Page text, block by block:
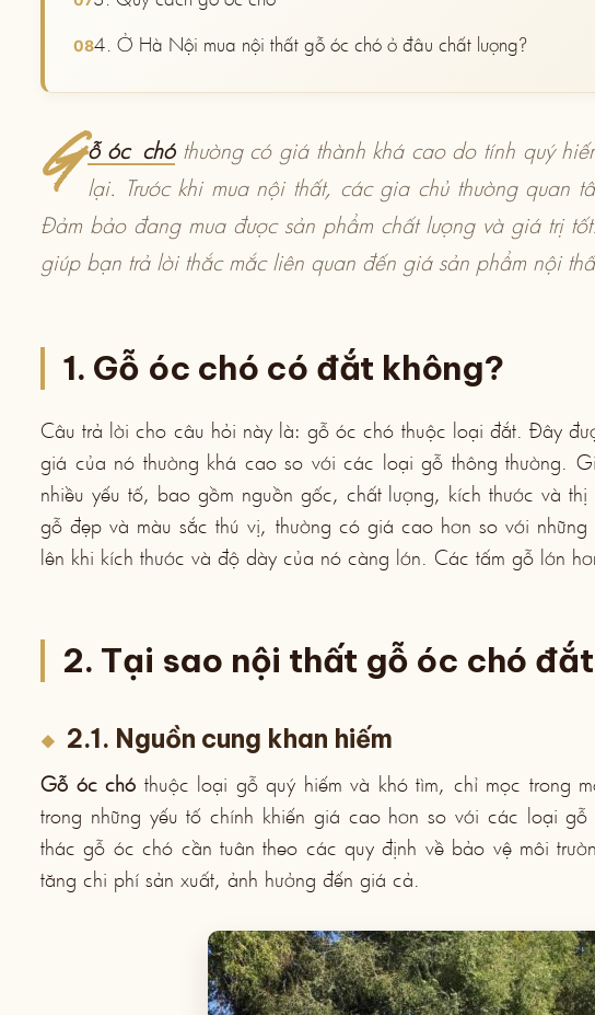
4. Ở Hà Nội mua nội thất gỗ óc chó ở đâu chất lượng?
Gỗ ócchóthường có giá thành khá cao do tính quý
lại. Trước khi mua nội thất, các gia chủ thường quan
Đảm bảo đang mua được sản phẩm chất lượng và giá trị
giúp bạn trả lời thắc mắc liên quan đến giá sản phẩm nội
1. Gỗ óc chó có đắt không?
Câu trả lời cho câu hỏi này là: gỗ óc chó thuộc loại đắt. Đây
giá của nó thường khá cao so với các loại gỗ thông thường.
nhiều yếu tố, bao gồm nguồn gốc, chất lượng, kích thước và
gỗ đẹp và màu sắc thú vị, thường có giá cao hơn so với
lên khi kích thước và độ dày của nó càng lớn. Các tấm gỗ lớn
2. Tại sao nội thất gỗ óc chó
2.1. Nguồn cung khan hiếm
Gỗ óc chó thuộc loại gỗ quý hiếm và khó tìm, chỉ mọc trong
trong những yếu tố chính khiến giá cao hơn so với các loại
thác gỗ óc chó cần tuân theo các quy định về bảo vệ môi
tăng chi phí sản xuất, ảnh hưởng đến giá cả.